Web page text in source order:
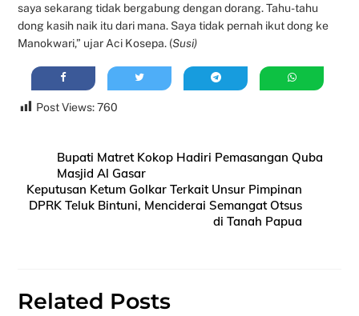
saya sekarang tidak bergabung dengan dorang. Tahu-tahu
dong kasih naik itu dari mana. Saya tidak pernah ikut dong ke
Manokwari,” ujar Aci Kosepa. (Susi)
Post Views: 760
Bupati Matret Kokop Hadiri Pemasangan Quba
Masjid Al Gasar
Keputusan Ketum Golkar Terkait Unsur Pimpinan
DPRK Teluk Bintuni, Menciderai Semangat Otsus
di Tanah Papua
Related Posts